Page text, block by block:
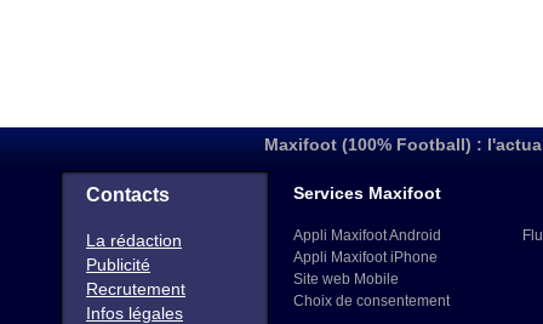
Maxifoot (100% Football) :
Contacts
La rédaction
Publicité
Recrutement
Infos légales
Services Maxifoot
Appli Maxifoot Android
Appli Maxifoot iPhone
Site web Mobile
Choix de consentement